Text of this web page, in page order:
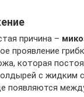
причина –
проявление
которая
с жидким
появляются